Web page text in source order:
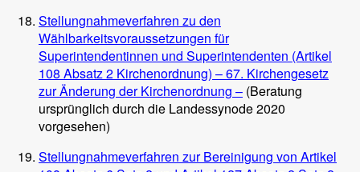
Stellungnahmeverfahren zu den
Wählbarkeitsvoraussetzungen für
Superintendentinnen und Superintendenten (Artikel
108 Absatz 2 Kirchenordnung) – 67. Kirchengesetz
zur Änderung der Kirchenordnung – (Beratung
ursprünglich durch die Landessynode 2020
vorgesehen)
Stellungnahmeverfahren zur Bereinigung von Artikel